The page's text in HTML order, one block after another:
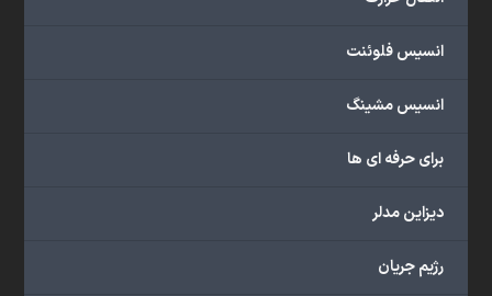
انسیس فلوئنت
انسیس مشینگ
برای حرفه ای ها
دیزاین مدلر
رژیم جریان
هستند.
ما
گسترده‌ای
با
دانشگاهی،